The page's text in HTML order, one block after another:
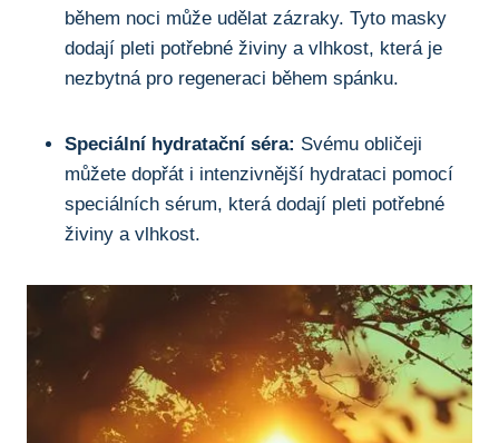
během noci může udělat zázraky. Tyto masky
dodají pleti potřebné živiny a vlhkost, která je
nezbytná pro regeneraci během spánku.
Speciální hydratační séra: Svému obličeji
můžete dopřát i intenzivnější hydrataci pomocí
speciálních sérum, která dodají pleti potřebné
živiny a vlhkost.